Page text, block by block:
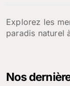
Explorez les
paradis naturel
Nos